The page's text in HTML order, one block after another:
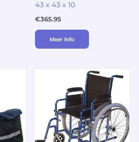
43 x 43 x 10
€365.95
Meer Info